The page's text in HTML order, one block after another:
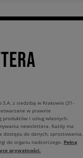
z siedzibą w Krakowie (31-
w prawnie
i usług własnych.
newslettera. Każdy ma
dostępu do danych, sprostowania,
do organu nadzorczego. Pełną
prywatności.